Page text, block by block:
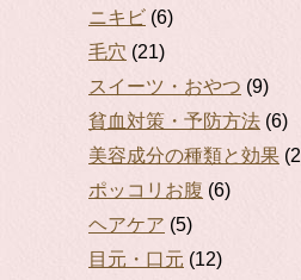
ニキビ (6)
毛穴 (21)
スイーツ・おやつ (9)
貧血対策・予防方法 (6)
美容成分の種類と効果
ポッコリお腹 (6)
ヘアケア (5)
目元・口元 (12)